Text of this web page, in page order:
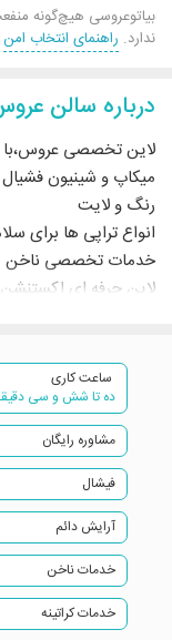
درباره سالن
لاین تخصصی عروس،با
میکاپ و شینیون
رنگ و لایت
انواع تراپی ها برای
خدمات تخصصی ناخن
لاین حرفه ای
هم خدمات هم آموزش
برای آموزش لاین
آموزش لاین میکاپ و
ساعت کاری
ده تا شش و سی
مشاوره رایگان
فیشال
آرایش دائم
خدمات ناخن
خدمات کراتینه
بیاتوعروسی هیچ‌گونه
ندارد. راهنمای انتخاب امن